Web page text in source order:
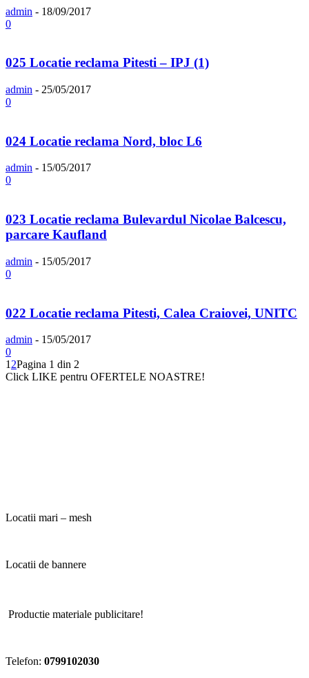
admin - 18/09/2017
0
025 Locatie reclama Pitesti – IPJ (1)
admin - 25/05/2017
0
024 Locatie reclama Nord, bloc L6
admin - 15/05/2017
0
023 Locatie reclama Bulevardul Nicolae Balcescu,
parcare Kaufland
admin - 15/05/2017
0
022 Locatie reclama Pitesti, Calea Craiovei, UNITC
admin - 15/05/2017
0
1 2Pagina 1 din 2
Click LIKE pentru OFERTELE NOASTRE!
Locatii mari – mesh
Locatii de bannere
Productie materiale publicitare!
Telefon: 0799102030